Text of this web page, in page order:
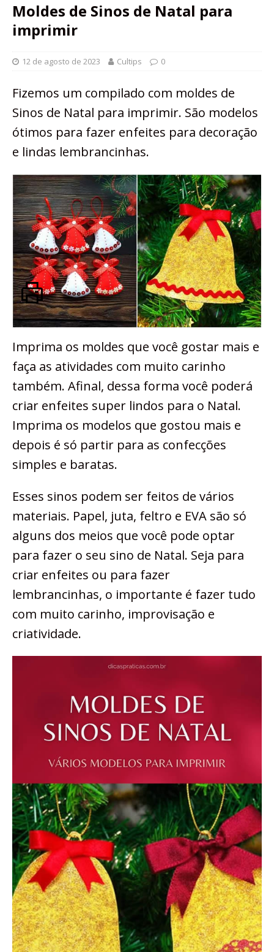
Moldes de Sinos de Natal para
imprimir
12 de agosto de 2023 Cultips 0
Fizemos um compilado com moldes de
Sinos de Natal para imprimir. São modelos
ótimos para fazer enfeites para decoração
e lindas lembrancinhas.
Imprima os moldes que você gostar mais e
faça as atividades com muito carinho
também. Afinal, dessa forma você poderá
criar enfeites super lindos para o Natal.
Imprima os modelos que gostou mais e
depois é só partir para as confecções
simples e baratas.
Esses sinos podem ser feitos de vários
materiais. Papel, juta, feltro e EVA são só
alguns dos meios que você pode optar
para fazer o seu sino de Natal. Seja para
criar enfeites ou para fazer
lembrancinhas, o importante é fazer tudo
com muito carinho, improvisação e
criatividade.